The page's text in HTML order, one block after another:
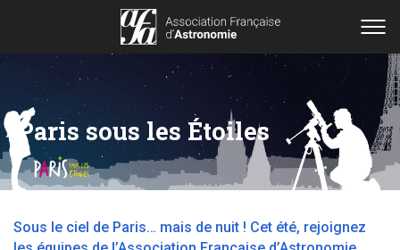
Paris sous les Étoiles
Sous le ciel de Paris… mais de nuit ! Cet été, rejoignez